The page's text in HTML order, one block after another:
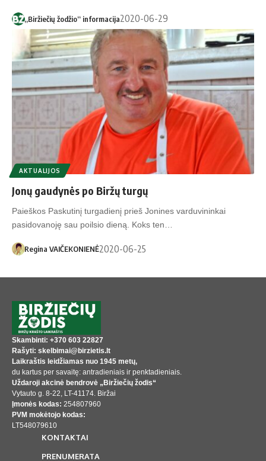
„Biržiečių žodžio“ informacija2020-06-29
AKTUALIJOS
Jonų gaudynės po Biržų turgų
Paieškos Paskutinį turgadienį prieš Jonines varduvininkai
pasidovanoję sau poilsio dieną. Koks ten…
Regina VAIČEKONIENĖ2020-06-25
Skambinti: +370 603 22827
Rašyti: skelbimai@birzietis.lt
Laikraštis leidžiamas nuo 1945 metų,
du kartus per savaitę: antradieniais ir penktadieniais.
Uždaroji akcinė bendrovė „Biržiečių žodis“
Vytauto g. 8-22, LT-41174. Biržai
Įmonės kodas: 254807960
PVM mokėtojo kodas:
LT548079610
KONTAKTAI
PRENUMERATA